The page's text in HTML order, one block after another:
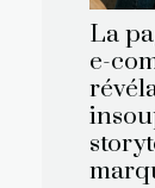
La
e-